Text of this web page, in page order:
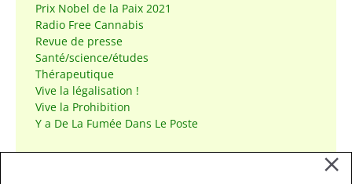
Prix Nobel de la Paix 2021
Radio Free Cannabis
Revue de presse
Santé/science/études
Thérapeutique
Vive la légalisation !
Vive la Prohibition
Y a De La Fumée Dans Le Poste